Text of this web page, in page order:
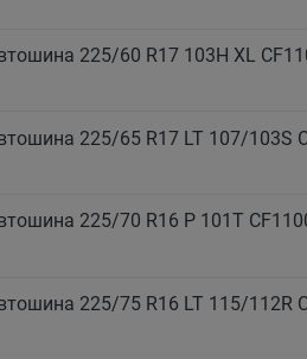
225/60 R17 103H XL
225/65 R17 LT 107/103S
225/70 R16 P 101T
225/75 R16 LT 115/112R